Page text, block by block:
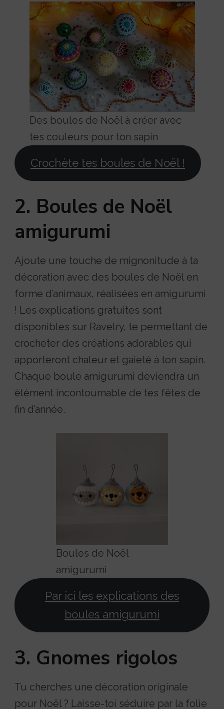
Des boules de Noël à créer avec
tes couleurs pour ton sapin
Crochète tes boules de Noël !
2. Boules de Noël
amigurumi
Ajoute une touche de mignonitude à ta
décoration avec des boules de Noël en
forme d’animaux, réalisées en amigurumi
! Les explications gratuites sont
disponibles sur Ravelry, te permettant de
crocheter des créations adorables qui
apporteront chaleur et gaieté à ton sapin.
Chaque boule amigurumi deviendra un
élément incontournable de tes fêtes de
fin d’année.
Boules de Noël
amigurumi
Par ici les explications des
boules amigurumi
3. Gnomes rigolos
Tu cherches une décoration originale
pour Noël ? Laisse-toi séduire par la folie